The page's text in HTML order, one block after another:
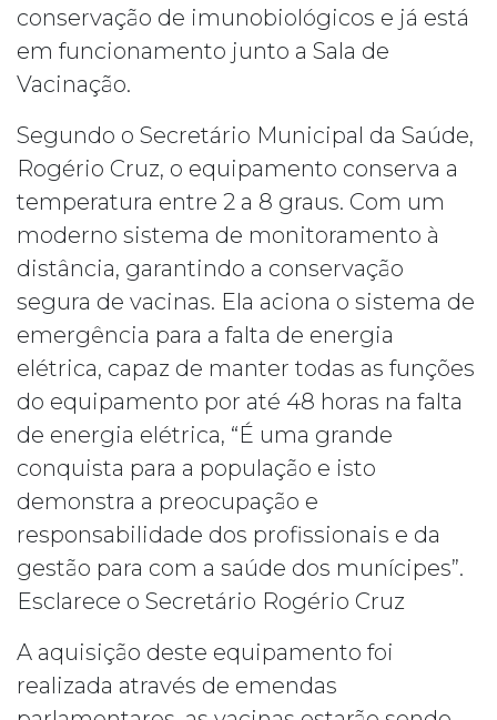
conservação de imunobiológicos e já está
em funcionamento junto a Sala de
Vacinação.
Segundo o Secretário Municipal da Saúde,
Rogério Cruz, o equipamento conserva a
temperatura entre 2 a 8 graus. Com um
moderno sistema de monitoramento à
distância, garantindo a conservação
segura de vacinas. Ela aciona o sistema de
emergência para a falta de energia
elétrica, capaz de manter todas as funções
do equipamento por até 48 horas na falta
de energia elétrica, “É uma grande
conquista para a população e isto
demonstra a preocupação e
responsabilidade dos profissionais e da
gestão para com a saúde dos munícipes”.
Esclarece o Secretário Rogério Cruz
A aquisição deste equipamento foi
realizada através de emendas